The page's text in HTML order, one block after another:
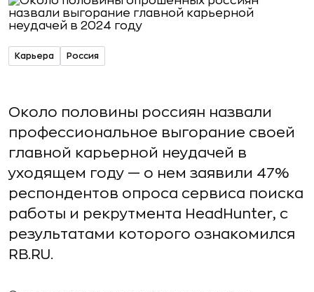
Карьера Россия
Около половины россиян назвали
профессиональное выгорание своей
главной карьерной неудачей в
уходящем году — о нем заявили 47%
респондентов опроса сервиса поиска
работы и рекрутмента HeadHunter, с
результатами которого ознакомился
RB.RU.